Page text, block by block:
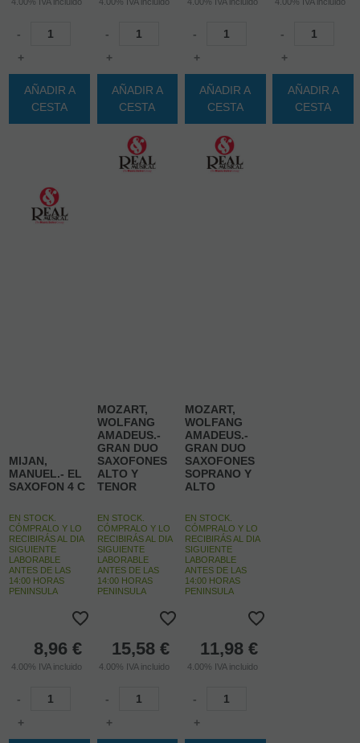
4.00% IVA incluido
-
+
AÑADIR A
CESTA
4.00% IVA incluido
-
+
AÑADIR A
CESTA
4.00% IVA incluido
-
+
AÑADIR A
CESTA
4.00% IVA incluido
-
+
AÑADIR A
CESTA
MIJAN,
MANUEL.- EL
SAXOFON 4 C
EN STOCK.
CÓMPRALO Y LO
RECIBIRÁS AL DIA
SIGUIENTE
LABORABLE
ANTES DE LAS
14:00 HORAS
PENINSULA
8,96 €
4.00% IVA incluido
-
+
MOZART,
WOLFANG
AMADEUS.-
GRAN DUO
SAXOFONES
ALTO Y
TENOR
EN STOCK.
CÓMPRALO Y LO
RECIBIRÁS AL DIA
SIGUIENTE
LABORABLE
ANTES DE LAS
14:00 HORAS
PENINSULA
15,58 €
4.00% IVA incluido
-
+
MOZART,
WOLFANG
AMADEUS.-
GRAN DUO
SAXOFONES
SOPRANO Y
ALTO
EN STOCK.
CÓMPRALO Y LO
RECIBIRÁS AL DIA
SIGUIENTE
LABORABLE
ANTES DE LAS
14:00 HORAS
PENINSULA
11,98 €
4.00% IVA incluido
-
+